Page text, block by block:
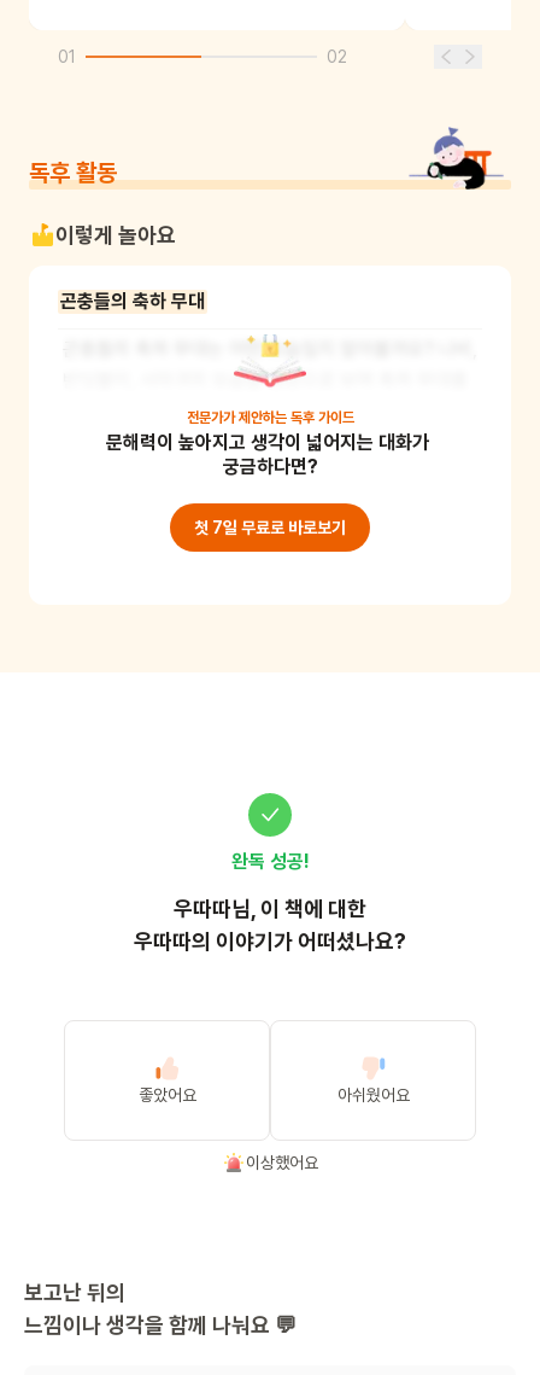
01 02
독후 활동
이렇게 놀아요
곤충들의 축하 무대
곤충들의 축하 무대는 어떤 모습일지 알아볼까요? 나비,
반딧불이, 사마귀의 모습을 영상으로 보며 축하 무대를
어떤 식으로 꾸몄을지 상상해 보아요. 그리고 그림으로
나타내보세요. 자연의 아름다움을 감상하며 흥미와 관
준비물 : 스마트폰 혹은 핸드폰, 종이, 색연필
전문가가 제안하는 독후 가이드
문해력이 높아지고 생각이 넓어지는 대화가
궁금하다면?
첫 7일 무료로 바로보기
완독 성공!
우따따님, 이 책에 대한
우따따의 이야기가 어떠셨나요?
좋았어요 아쉬웠어요
이상했어요
보고난 뒤의
느낌이나 생각을 함께 나눠요 💬